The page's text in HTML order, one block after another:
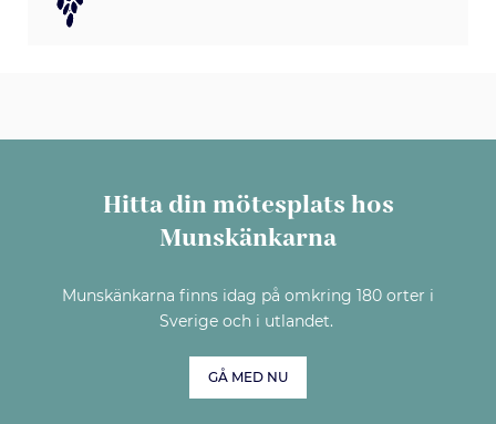
Hitta din mötesplats hos
Munskänkarna
Munskänkarna finns idag på omkring 180 orter i
Sverige och i utlandet.
GÅ MED NU